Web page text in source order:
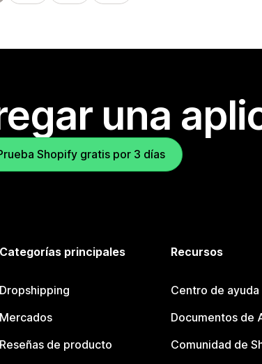
una
Shopify gratis por 3 días
Categorías principales
Dropshipping
Mercados
Reseñas de producto
Recursos
Centro de
Documentos de
Comunidad de